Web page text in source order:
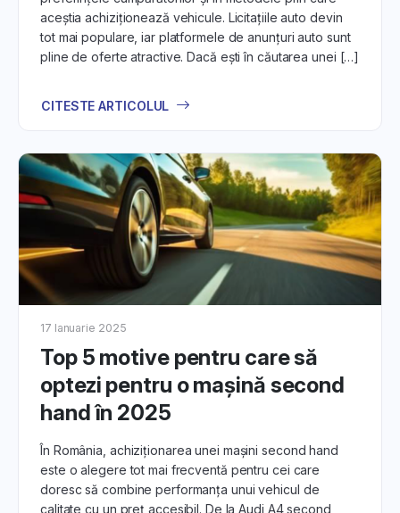
aceștia achiziționează vehicule. Licitațiile auto devin
tot mai populare, iar platformele de anunțuri auto sunt
pline de oferte atractive. Dacă ești în căutarea unei […]
CITESTE ARTICOLUL
17 Ianuarie 2025
Top 5 motive pentru care să
optezi pentru o mașină second
hand în 2025
În România, achiziționarea unei mașini second hand
este o alegere tot mai frecventă pentru cei care
doresc să combine performanța unui vehicul de
calitate cu un preț accesibil. De la Audi A4 second